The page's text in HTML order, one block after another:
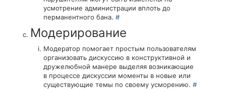
усмотрение администрации вплоть до
перманентного бана. #
Модерирование
Модератор помогает простым пользователям
организовать дискуссию в конструктивной и
дружелюбной манере выделяя возникающие
в процессе дискуссии моменты в новые или
существующие темы по своему усморению. #